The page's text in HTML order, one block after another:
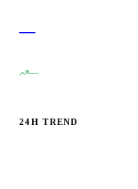
—
—
24H TREND